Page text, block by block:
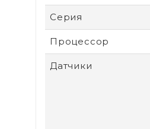
Серия
Процессор
Датчики